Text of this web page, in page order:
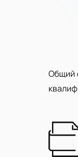
Общий